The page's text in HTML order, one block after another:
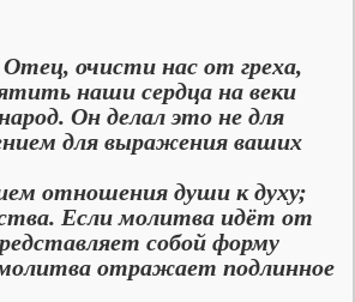
очисти нас от греха,
наши сердца на веки
Он делал это не для
для выражения ваших
отношения души к духу;
Если молитва идёт от
собой форму
отражает подлинное